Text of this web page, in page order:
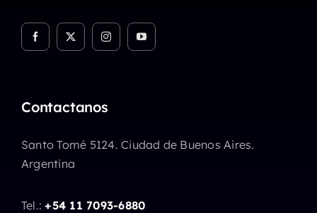
Contactanos
Santo Tomé 5124. Ciudad de Buenos Aires.
Argentina
Tel.:+54 11 7093-6880